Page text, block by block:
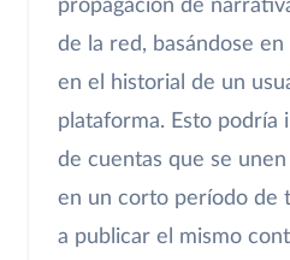
propagación de
de la red, basándose
en el historial de un
plataforma. Esto podría
de cuentas que se
en un corto período de
a publicar el mismo